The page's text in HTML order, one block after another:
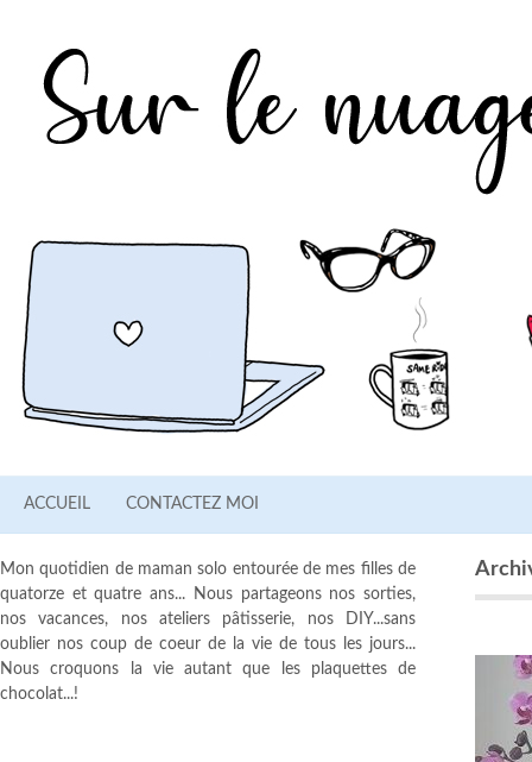
ACCUEIL CONTACTEZ MOI
Mon quotidien de maman solo entourée de mes filles de
quatorze et quatre ans... Nous partageons nos sorties,
nos vacances, nos ateliers pâtisserie, nos DIY...sans
oublier nos coup de coeur de la vie de tous les jours...
Nous croquons la vie autant que les plaquettes de
chocolat...!